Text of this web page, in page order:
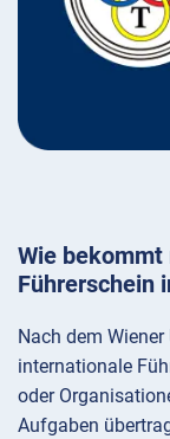
Wie
Führerschein
Nach dem
internationale
oder
Aufgaben